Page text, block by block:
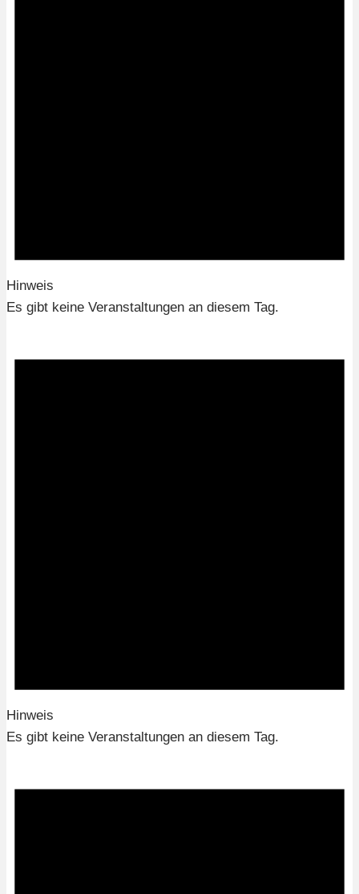
Hinweis
Es gibt keine Veranstaltungen an diesem Tag.
Hinweis
Es gibt keine Veranstaltungen an diesem Tag.